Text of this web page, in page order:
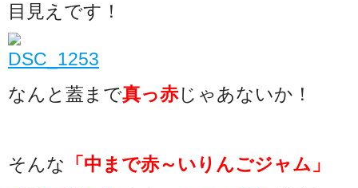
目見えです！
なんと蓋まで真っ赤じゃあないか！
そんな
「中まで赤～いりんごジャム」